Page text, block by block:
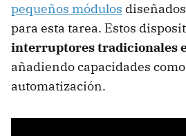
pequeños módulos
para esta tarea. Estos
interruptores tradicionales
añadiendo capacidades
automatización.